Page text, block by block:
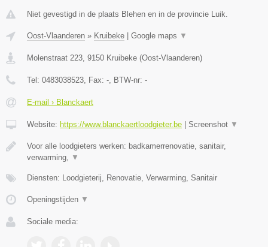
Niet gevestigd in de plaats Blehen en in de provincie Luik.
Oost-Vlaanderen » Kruibeke Google maps ▼
Molenstraat 223 9150 Kruibeke (Oost-Vlaanderen)
Tel: 0483038523 , Fax: - , BTW-nr: -
E-mail › Blanckaert
Website: https://www.blanckaertloodgieter.be Screenshot ▼
Voor alle loodgieters werken: badkamerrenovatie, sanitair,
verwarming,
▼
Diensten: Loodgieterij, Renovatie, Verwarming, Sanitair
Openingstijden ▼
Sociale media: